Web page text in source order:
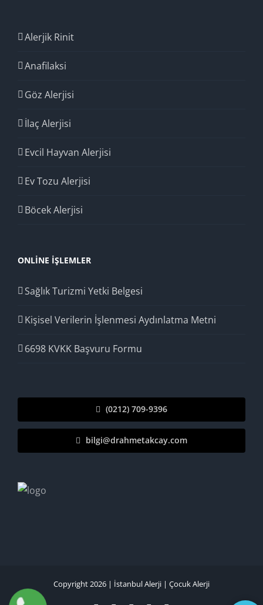
Alerjik Rinit
Anafilaksi
Göz Alerjisi
İlaç Alerjisi
Evcil Hayvan Alerjisi
Ev Tozu Alerjisi
Böcek Alerjisi
ONLINE İŞLEMLER
Sağlık Turizmi Yetki Belgesi
Kişisel Verilerin İşlenmesi Aydınlatma Metni
6698 KVKK Başvuru Formu
(0212) 709-9396
bilgi@drahmetakcay.com
Copyright 2026 | İstanbul Alerji | Çocuk Alerji